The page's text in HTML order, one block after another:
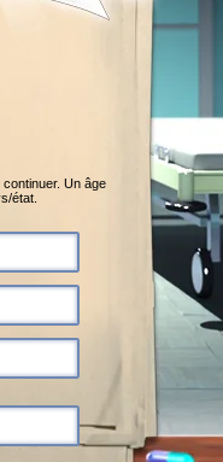
Un âge
état.